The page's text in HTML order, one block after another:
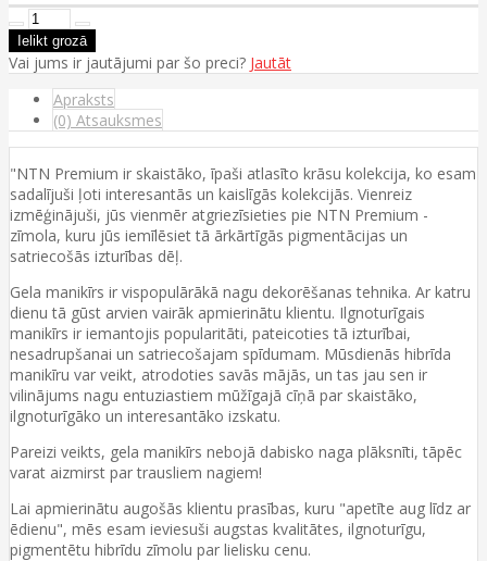
Vai jums ir jautājumi par šo preci? Jautāt
Apraksts
(0) Atsauksmes
"NTN Premium ir skaistāko, īpaši atlasīto krāsu kolekcija, ko esam
sadalījuši ļoti interesantās un kaislīgās kolekcijās. Vienreiz
izmēģinājuši, jūs vienmēr atgriezīsieties pie NTN Premium -
zīmola, kuru jūs iemīlēsiet tā ārkārtīgās pigmentācijas un
satriecošās izturības dēļ.
Gela manikīrs ir vispopulārākā nagu dekorēšanas tehnika. Ar katru
dienu tā gūst arvien vairāk apmierinātu klientu. Ilgnoturīgais
manikīrs ir iemantojis popularitāti, pateicoties tā izturībai,
nesadrupšanai un satriecošajam spīdumam. Mūsdienās hibrīda
manikīru var veikt, atrodoties savās mājās, un tas jau sen ir
vilinājums nagu entuziastiem mūžīgajā cīņā par skaistāko,
ilgnoturīgāko un interesantāko izskatu.
Pareizi veikts, gela manikīrs nebojā dabisko naga plāksnīti, tāpēc
varat aizmirst par trausliem nagiem!
Lai apmierinātu augošās klientu prasības, kuru "apetīte aug līdz ar
ēdienu", mēs esam ieviesuši augstas kvalitātes, ilgnoturīgu,
pigmentētu hibrīdu zīmolu par lielisku cenu.